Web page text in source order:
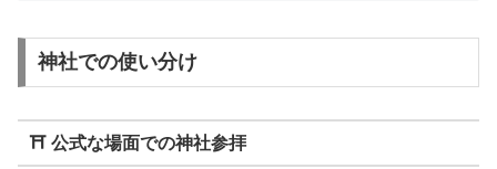
神社での使い分け
⛩️ 公式な場面での神社参拝